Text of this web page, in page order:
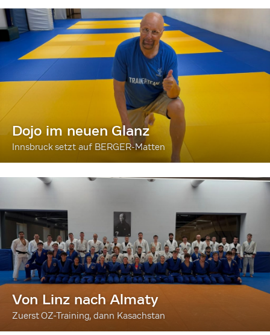
Dojo im neuen Glanz
Innsbruck setzt auf BERGER-Matten
Von Linz nach Almaty
Zuerst OZ-Training, dann Kasachstan